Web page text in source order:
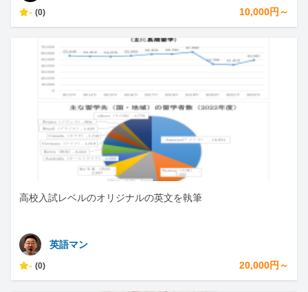
- (0) 10,000円～
高校入試レベルのオリジナルの英文を執筆
英語マン
- (0) 20,000円～